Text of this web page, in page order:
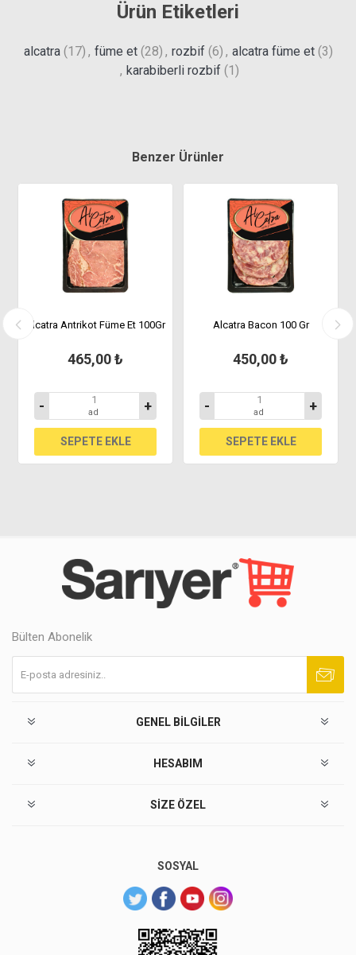
Ürün Etiketleri
alcatra (17) , füme et (28) , rozbif (6) , alcatra füme et (3)
, karabiberli rozbif (1)
Benzer Ürünler
Alcatra Antrikot Füme Et 100Gr
465,00 ₺
- ad +
Alcatra Bacon 100 Gr
450,00 ₺
- ad +
Bülten Abonelik
GENEL BILGILER
HESABIM
SIZE ÖZEL
SOSYAL